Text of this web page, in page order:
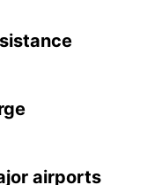
airports